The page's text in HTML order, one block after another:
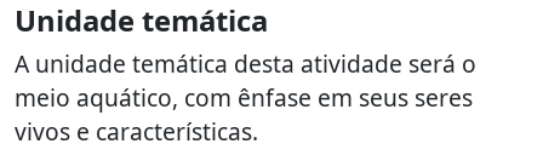
Unidade temática
A unidade temática desta atividade será o
meio aquático, com ênfase em seus seres
vivos e características.